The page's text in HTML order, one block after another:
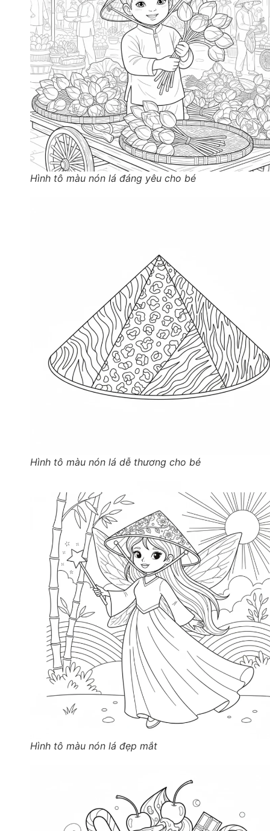
Hình tô màu nón lá đáng yêu cho bé
Hình tô màu nón lá dễ thương cho bé
Hình tô màu nón lá đẹp mắt